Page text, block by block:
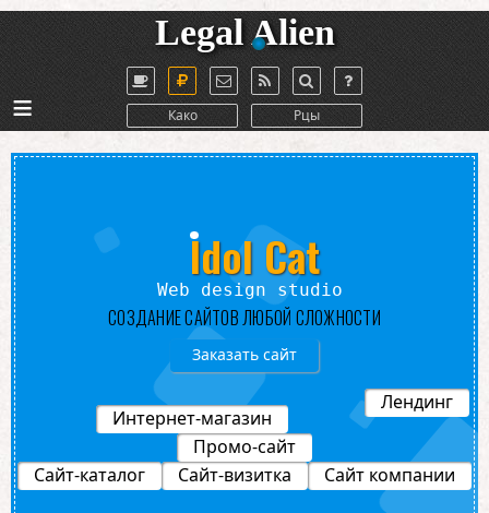
Legal Alien
Како Рцы
≡
Лендинг
Промо-сайт
Интернет-магазин
Idol Cat
o
СОЗДАНИЕ САЙТОВ ЛЮБОЙ СЛОЖНОСТИ
Заказать сайт
Сайт-каталог Сайт-визитка Сайт компании